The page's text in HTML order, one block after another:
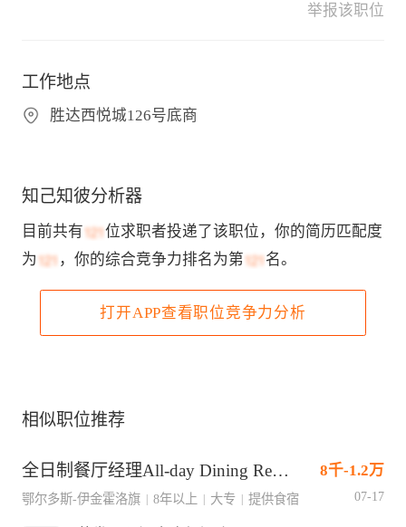
举报该职位
工作地点
胜达西悦城126号底商
知己知彼分析器
目前共有
位求职者投递了该职位，你的简历匹配度
为
，你的综合竞争力排名为第 名。
打开APP查看职位竞争力分析
相似职位推荐
全日制餐厅经理All-day Dining Restaurant Manager 8千-1.2万
鄂尔多斯-伊金霍洛旗 | 8年以上 | 大专 | 提供食宿 07-17